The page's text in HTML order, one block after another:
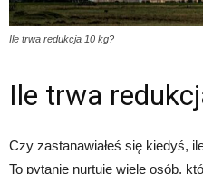
Ile trwa redukcja 10 kg?
Ile trwa
Czy zastanawiałeś się kiedyś,
To pytanie nurtuje wiele osób,